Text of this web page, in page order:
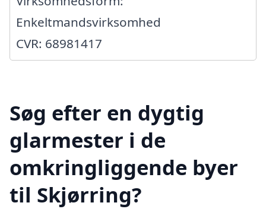
Enkeltmandsvirksomhed
CVR: 68981417
Søg efter en dygtig
glarmester i de
omkringliggende byer
til Skjørring?